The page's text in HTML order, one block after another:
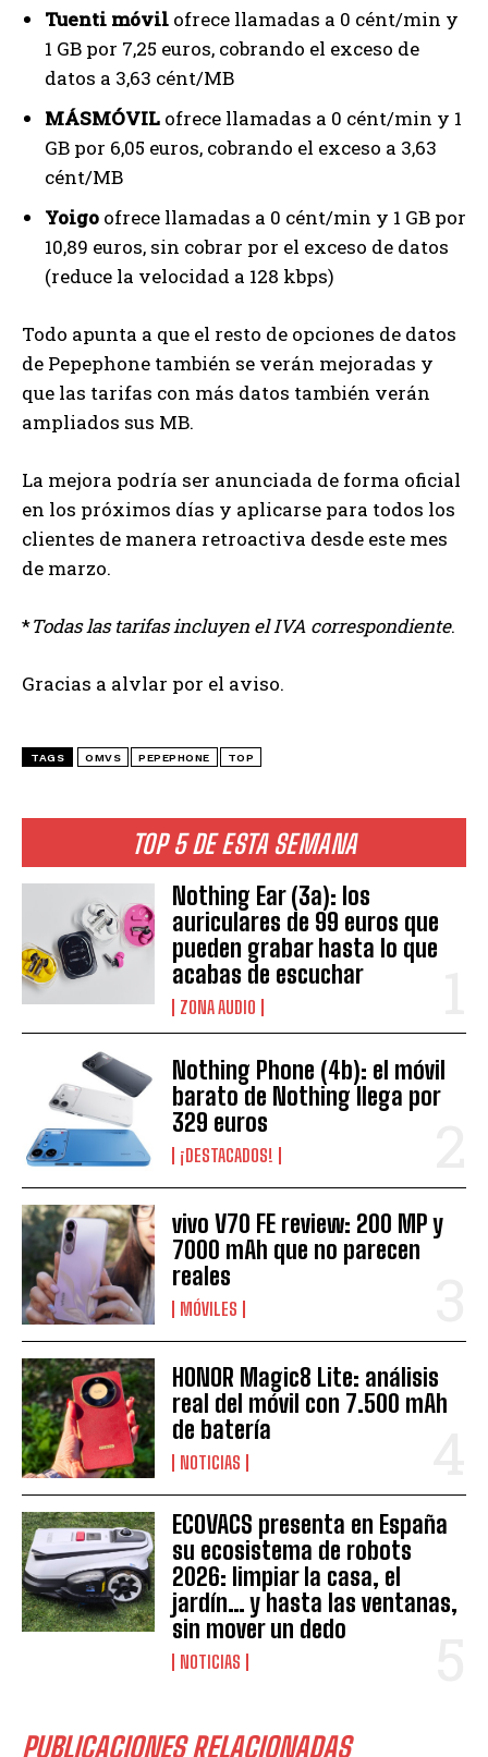
TOP 5 DE ESTA SEMANA
Nothing Ear (3a): los
auriculares de 99 euros que
pueden grabar hasta lo que
acabas de escuchar
ZONA AUDIO
Nothing Phone (4b): el móvil
barato de Nothing llega por
329 euros
¡DESTACADOS!
vivo V70 FE review: 200 MP y
7000 mAh que no parecen
reales
MÓVILES
HONOR Magic8 Lite: análisis
real del móvil con 7.500 mAh
de batería
NOTICIAS
ECOVACS presenta en España
su ecosistema de robots
2026: limpiar la casa, el
jardín… y hasta las ventanas,
sin mover un dedo
NOTICIAS
PUBLICACIONES RELACIONADAS
Tuenti móvil ofrece llamadas a 0 cént/min y
1 GB por 7,25 euros, cobrando el exceso de
datos a 3,63 cént/MB
MÁSMÓVIL ofrece llamadas a 0 cént/min y 1
GB por 6,05 euros, cobrando el exceso a 3,63
cént/MB
Yoigo ofrece llamadas a 0 cént/min y 1 GB por
10,89 euros, sin cobrar por el exceso de datos
(reduce la velocidad a 128 kbps)
Todo apunta a que el resto de opciones de datos
de Pepephone también se verán mejoradas y
que las tarifas con más datos también verán
ampliados sus MB.
La mejora podría ser anunciada de forma oficial
en los próximos días y aplicarse para todos los
clientes de manera retroactiva desde este mes
de marzo.
*Todas las tarifas incluyen el IVA correspondiente.
Gracias a alvlar por el aviso.
TAGS OMVS PEPEPHONE TOP